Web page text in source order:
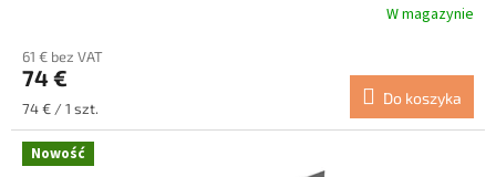
produktu
wynosi
5.0
5
gwiazdek.
W magazynie
61 € bez VAT
74 €
Cena
jednostkowa:
74 € / 1 szt.
Do koszyka
Nowość